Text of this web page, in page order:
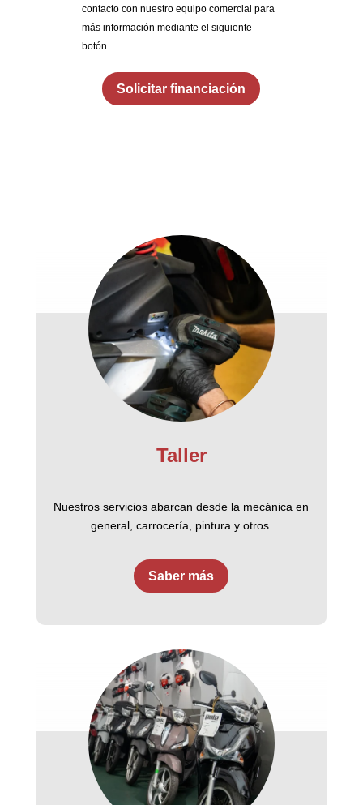
contacto con nuestro equipo comercial para
más información mediante el siguiente
botón.
Solicitar financiación
Taller
Nuestros servicios abarcan desde la mecánica en
general, carrocería, pintura y otros.
Saber más